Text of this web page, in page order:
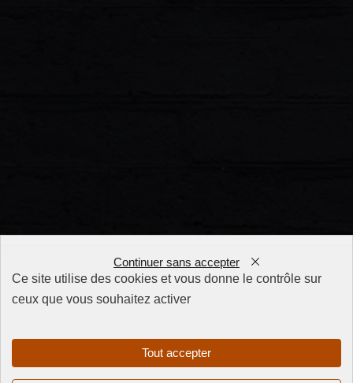
Mentions
légales
Ce site utilise des cookies et vous donne le contrôle sur
ceux que vous souhaitez activer
Tout accepter
Continuer sans accepter